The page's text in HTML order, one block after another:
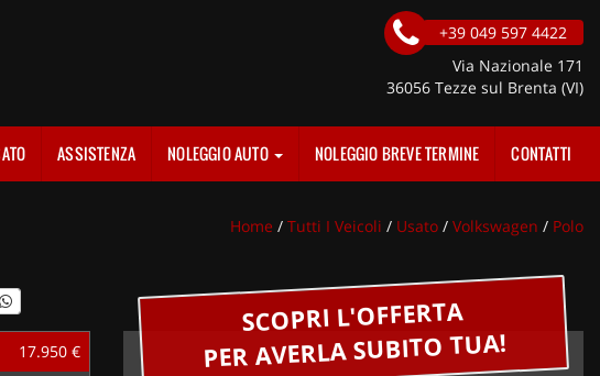
+39 049 597 4422
Via Nazionale 171
36056 Tezze sul Brenta (VI)
ASSISTENZA NOLEGGIO AUTO NOLEGGIO BREVE TERMINE CONTATTI
Home / Tutti I Veicoli / Usato / Volkswagen / Polo
17.950 €
SCOPRI L'OFFERTA
PER AVERLA SUBITO TUA!